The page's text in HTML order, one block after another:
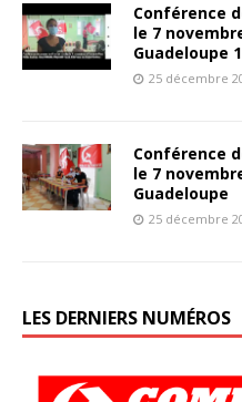
Conférence
le 7
Guadeloupe
25 décembre
Conférence
le 7
Guadeloupe
25 décembre
LES DERNIERS NUMÉROS